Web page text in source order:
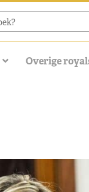
Overige